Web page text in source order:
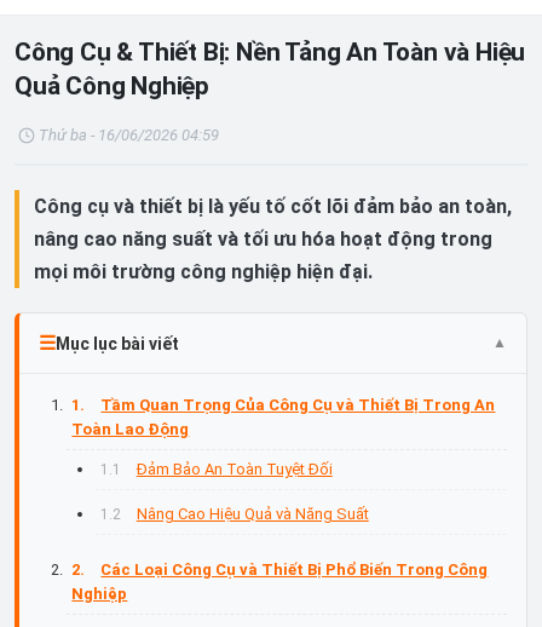
Công Cụ & Thiết Bị: Nền Tảng An Toàn và Hiệu
Quả Công Nghiệp
Thứ ba - 16/06/2026 04:59
Công cụ và thiết bị là yếu tố cốt lõi đảm bảo an toàn,
nâng cao năng suất và tối ưu hóa hoạt động trong
mọi môi trường công nghiệp hiện đại.
Mục lục bài viết
Tầm Quan Trọng Của Công Cụ và Thiết Bị Trong An
Toàn Lao Động
Đảm Bảo An Toàn Tuyệt Đối
Nâng Cao Hiệu Quả và Năng Suất
Các Loại Công Cụ và Thiết Bị Phổ Biến Trong Công
Nghiệp